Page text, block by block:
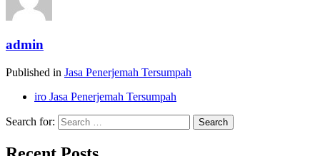
admin
Published in Jasa Penerjemah Tersumpah
iro Jasa Penerjemah Tersumpah
Search for: